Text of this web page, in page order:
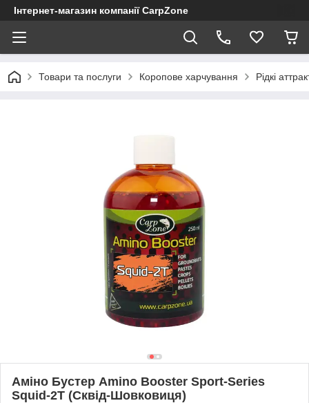
Інтернет-магазин компанії CarpZone
Товари та послуги Коропове харчування Рідкі
Аміно Бустер Amino Booster Sport-Series
Squid-2T (Сквід-Шовковиця)